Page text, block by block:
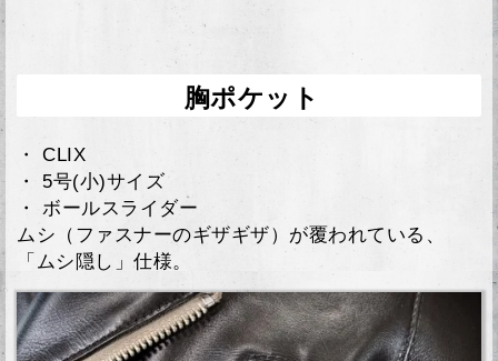
胸ポケット
・ CLIX
・ 5号(小)サイズ
・ ボールスライダー
ムシ（ファスナーのギザギザ）が覆われている、
「ムシ隠し」仕様。